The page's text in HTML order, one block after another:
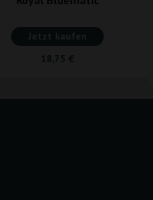
Jetzt kaufen
18,75 €